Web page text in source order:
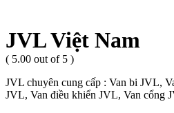
JVL Việt Nam
( 5.00 out of 5 )
JVL chuyên cung cấp : Van bi JVL,
JVL, Van điều khiển JVL, Van cổng